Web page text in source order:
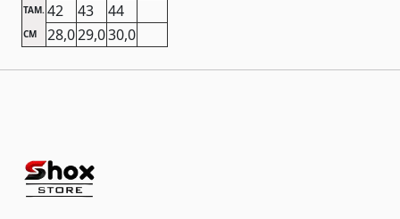
TAM. 42 43 44
CM 28,029,030,0